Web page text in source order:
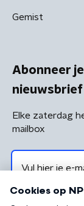
Gemist
Abonneer
nieuwsbrief
Elke zaterdag
mailbox